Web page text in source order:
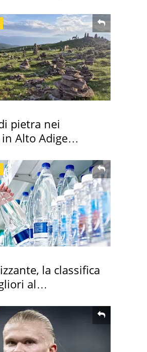
pietra nei
Alto Adige
la classifica
al